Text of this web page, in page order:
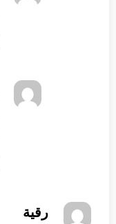
رقية